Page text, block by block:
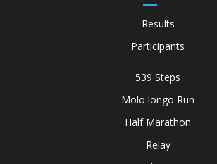
Results
Participants
539 Steps
Molo longo Run
Half Marathon
Relay